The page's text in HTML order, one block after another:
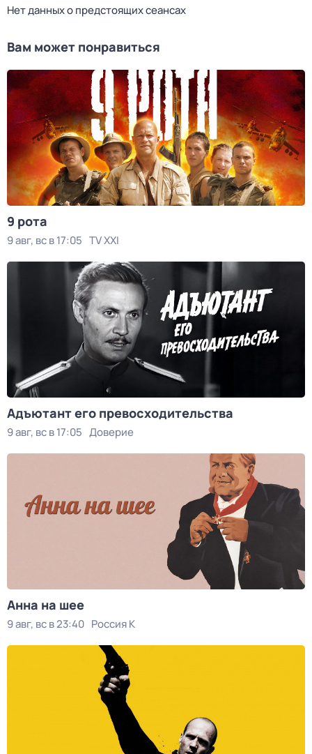
Нет данных о предстоящих сеансах
Вам может понравиться
9 рота
9 авг, вс в 17:05 TV XXI
Адъютант его превосходительства
9 авг, вс в 17:05 Доверие
Анна на шее
9 авг, вс в 23:40 Россия К